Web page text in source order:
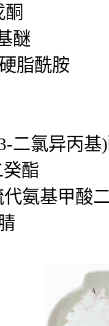
酮
醚
脂酰胺
二氯异丙基
酯
代氨基甲酸